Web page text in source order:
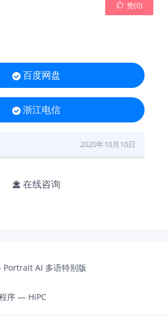
 赞(0)
 百度网盘
 浙江电信
2020年10月10日
 在线咨询
AI 多语特别版
序 — HiPC